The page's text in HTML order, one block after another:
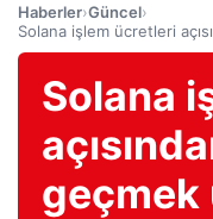
Haberler›Güncel›
Solana işlem ücretleri
Solana
geçmek